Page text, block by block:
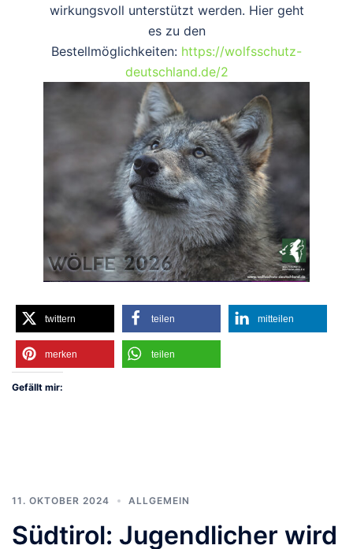
wirkungsvoll unterstützt werden. Hier geht
es zu den
Bestellmöglichkeiten: https://wolfsschutz-
deutschland.de/2
twittern teilen mitteilen
merken teilen
Gefällt mir:
11. OKTOBER 2024 ALLGEMEIN
Südtirol: Jugendlicher wird